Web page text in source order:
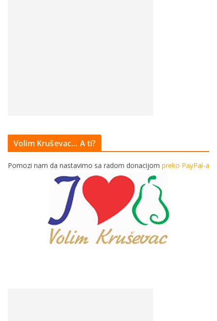
Volim Kruševac… A ti?
Pomozi nam da nastavimo sa radom donacijom preko PayPal-a